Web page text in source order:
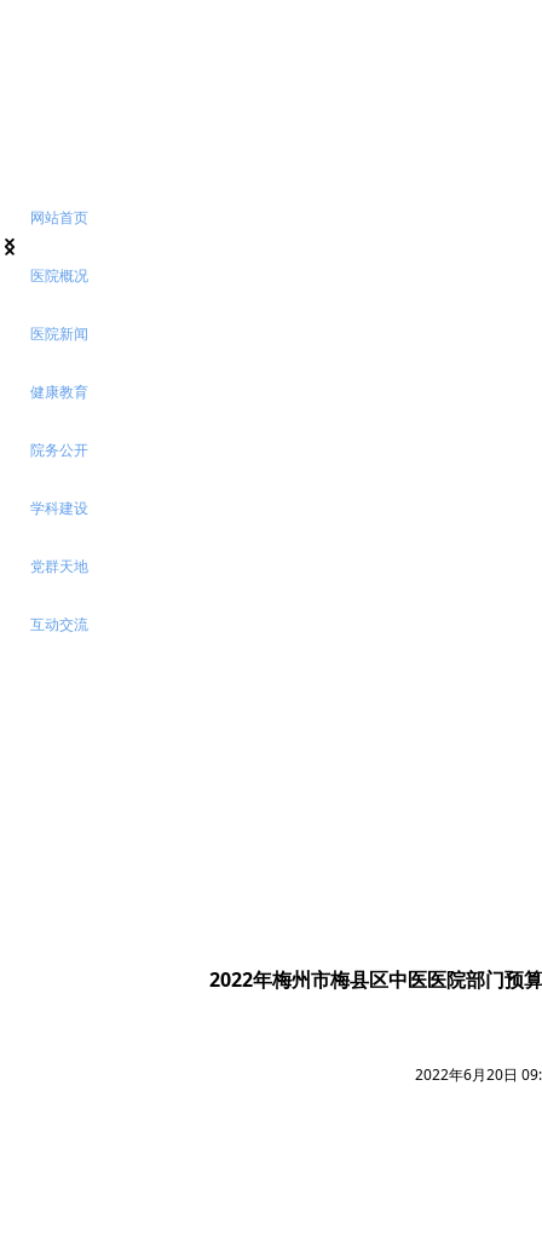
网站首页
医院概况
医院新闻
健康教育
院务公开
学科建设
党群天地
互动交流
넳
넲
2022年梅州市梅县区中医医院部门预算
2022年6月20日